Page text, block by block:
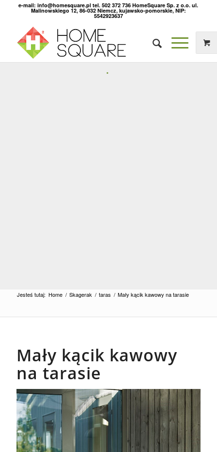
e-mail: info@homesquare.pl tel. 502 372 736 HomeSquare Sp. z o.o. ul.
Malinowskiego 12, 86-032 Niemcz, kujawsko-pomorskie, NIP:
5542923637
Jesteś tutaj: Home / Skagerak / taras / Mały kącik kawowy na tarasie
Mały kącik kawowy
na tarasie